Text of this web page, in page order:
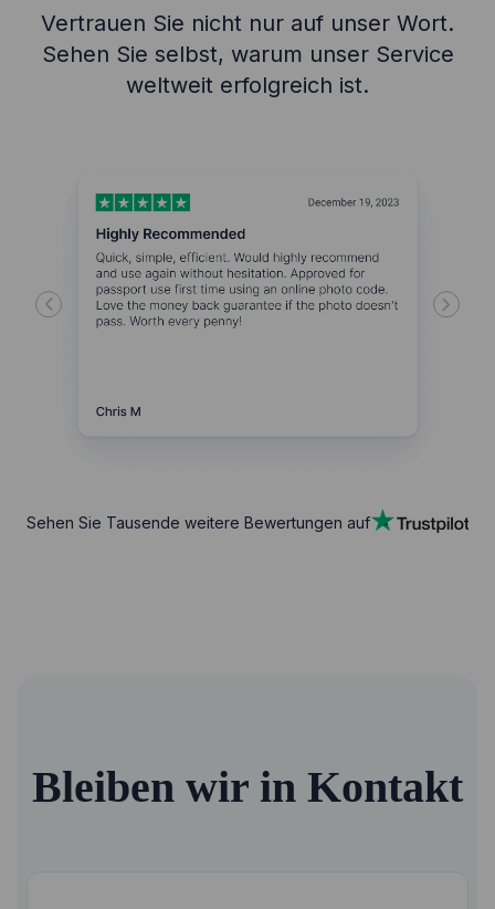
Vertrauen Sie nicht nur auf unser Wort.
Sehen Sie selbst, warum unser Service
weltweit erfolgreich ist.
Sehen Sie Tausende weitere Bewertungen auf
Bleiben wir in Kontakt